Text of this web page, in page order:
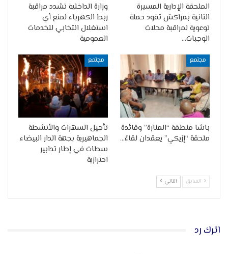
الملحقة الإدارية المسيرة
الثانية بمراكش تقود حملة
توعوية لمراقبة محلات
الوجبات…
وزارة الداخلية تشدد مراقبة
ربط الكهرباء لمنع أي
استغلال انتخابي للخدمات
العمومية
مجتمع
باشا منطقة “المنارة” وقائدة
ملحقة “إزيكي” يعقدان لقاءً…
مجتمع
تأجيل السهرات والأنشطة
الجماهيرية بجهة الدار البيضاء
سطات في إطار تدابير
احترازية
السابق التالي
اترك رد